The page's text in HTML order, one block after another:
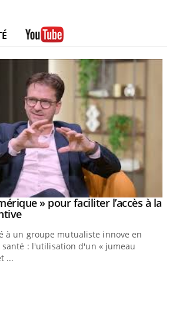
» pour faciliter l’accès à la
Youtube
à un groupe mutualiste innove en
: l'utilisation d'un « jumeau
...